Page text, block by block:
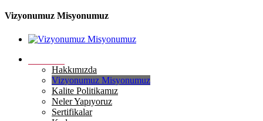
Vizyonumuz Misyonumuz
Hakkımızda
Vizyonumuz Misyonumuz
Kalite Politikamız
Neler Yapıyoruz
Sertifikalar